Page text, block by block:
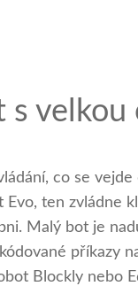
s
co se
Evo, ten zvládne
Malý bot je
příkazy
Blockly nebo